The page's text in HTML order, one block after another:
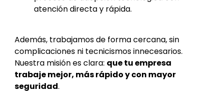
atención directa y rápida.
Además, trabajamos de forma cercana, sin
complicaciones ni tecnicismos innecesarios.
Nuestra misión es clara: que tu empresa
trabaje mejor, más rápido y con mayor
seguridad.